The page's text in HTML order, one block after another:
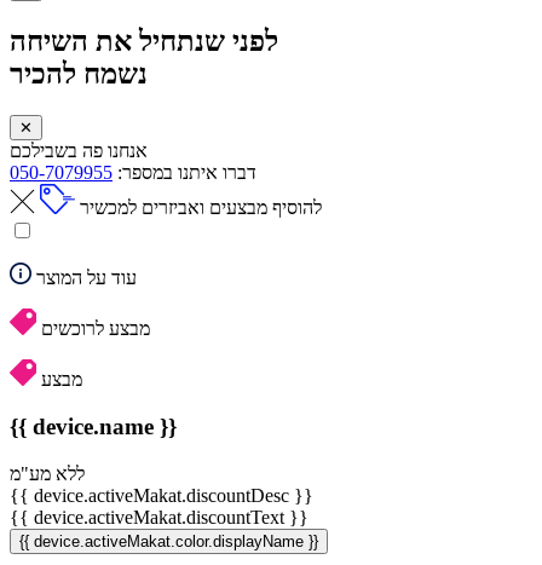
לפני שנתחיל את השיחה
נשמח להכיר
✕
אנחנו פה בשבילכם
דברו איתנו במספר: 050-7079955
להוסיף מבצעים ואביזרים למכשיר
עוד על המוצר
מבצע לרוכשים
מבצע
{{ device.name }}
ללא מע"מ
{{ device.activeMakat.discountDesc }}
{{ device.activeMakat.discountText }}
{{ device.activeMakat.color.displayName }}